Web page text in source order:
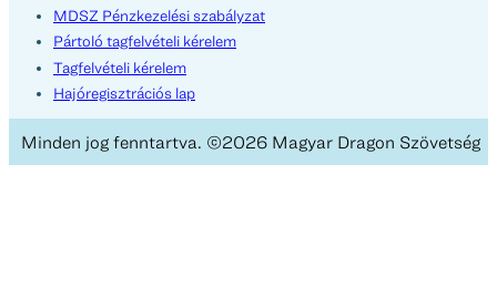
MDSZ Pénzkezelési szabályzat
Pártoló tagfelvételi kérelem
Tagfelvételi kérelem
Hajóregisztrációs lap
Minden jog fenntartva. ©2026 Magyar Dragon Szövetség